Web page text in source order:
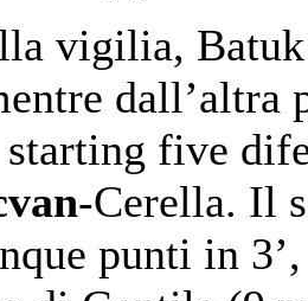
vigilia,
dall’altra
starting five
-Cerella. Il
punti in